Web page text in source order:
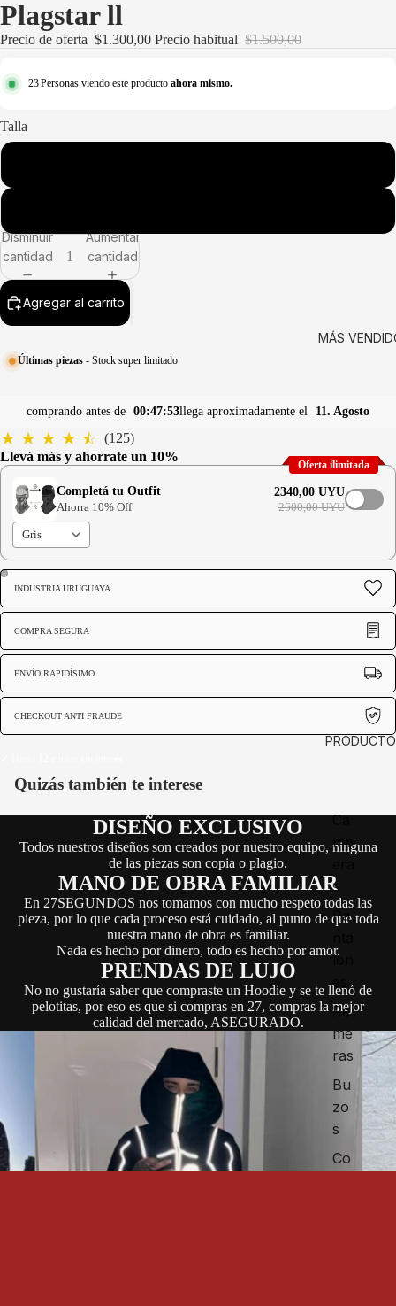
MÁS
Ca
mp
s
Pa
lon
es
Re
me
ras
Bu
zo
s
Co
Abrir
pantalla
completa
Abrir
pantalla
completa
Plagstar ll
Precio de oferta $1.300,00 Precio habitual $1.500,00
23Personas viendo este productoahora mismo.
Talla
Disminuir
cantidad
Aumentar
cantidad
Agregar al carrito
Últimas piezas - Stock super limitado
comprando antes de 00:47:53llega aproximadamente el 11. Agosto
★ ★ ★ ★ ☆ (125)
Llevá más y ahorrate un 10%
Oferta ilimitada
Completá tu Outfit
Ahorra 10% Off
2340,00 UYU
2600,00 UYU
INDUSTRIA URUGUAYA
COMPRA SEGURA
ENVÍO RAPIDÍSIMO
CHECKOUT ANTI FRAUDE
Quizás también te interese
DISEÑO EXCLUSIVO
Todos nuestros diseños son creados por nuestro equipo, ninguna
de las piezas son copia o plagio.
MANO DE OBRA FAMILIAR
En 27SEGUNDOS nos tomamos con mucho respeto todas las
pieza, por lo que cada proceso está cuidado, al punto de que toda
nuestra mano de obra es familiar.
Nada es hecho por dinero, todo es hecho por amor.
PRENDAS DE LUJO
No no gustaría saber que compraste un Hoodie y se te llenó de
pelotitas, por eso es que si compras en 27, compras la mejor
calidad del mercado, ASEGURADO.